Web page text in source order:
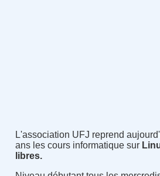
L'association UFJ reprend
ans les cours informatique sur
libres.